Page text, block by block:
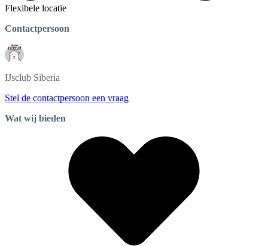
Flexibele locatie
Contactpersoon
IJsclub Siberia
Stel de contactpersoon een vraag
Wat wij bieden